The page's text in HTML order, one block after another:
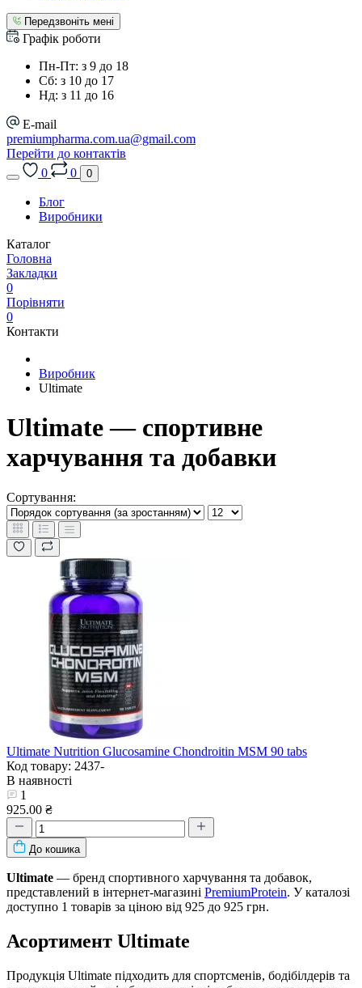
Передзвоніть мені
Графік роботи
Пн-Пт: з 9 до 18
Сб: з 10 до 17
Нд: з 11 до 16
E-mail
premiumpharma.com.ua@gmail.com
Перейти до контактів
0
0 0
Блог
Виробники
Каталог
Головна
Закладки
0
Порівняти
0
Контакти
Виробник
Ultimate
Ultimate — спортивне
харчування та добавки
Сортування:
Ultimate Nutrition Glucosamine Chondroitin MSM 90 tabs
Код товару: 2437-
В наявності
1
925.00 ₴
До кошика
Ultimate — бренд спортивного харчування та добавок,
представлений в інтернет-магазині PremiumProtein. У каталозі
доступно 1 товарів за ціною від 925 до 925 грн.
Асортимент Ultimate
Продукція Ultimate підходить для спортсменів, бодібілдерів та